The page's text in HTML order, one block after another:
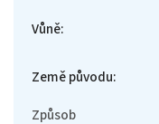
Vůně:
Země původu:
Způsob